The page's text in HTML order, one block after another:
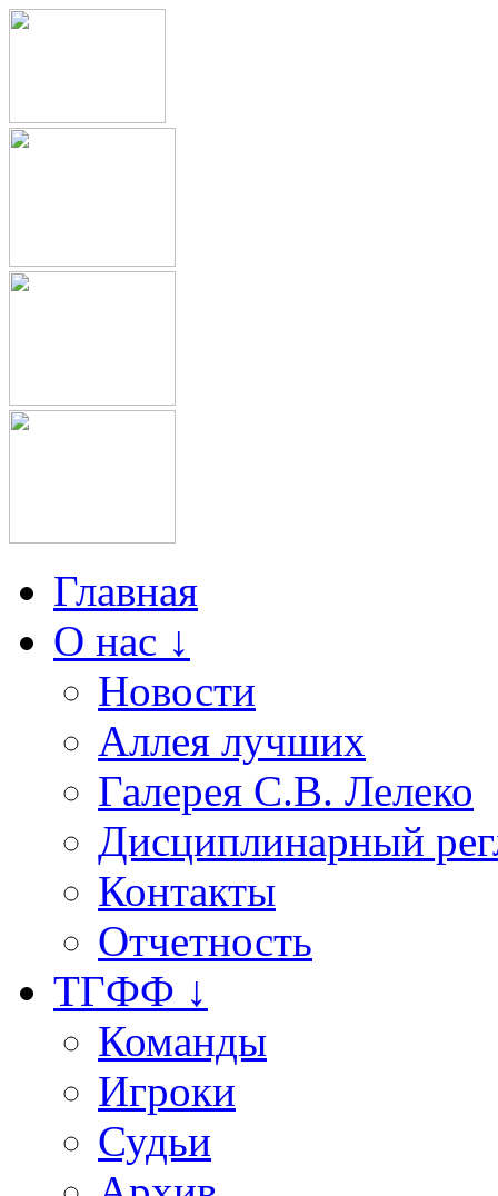
Главная
О нас ↓
Новости
Аллея лучших
Галерея С.В. Лелеко
Дисциплинарный
Контакты
Отчетность
ТГФФ ↓
Команды
Игроки
Судьи